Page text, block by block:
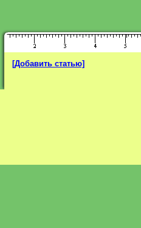
[Добавить статью]